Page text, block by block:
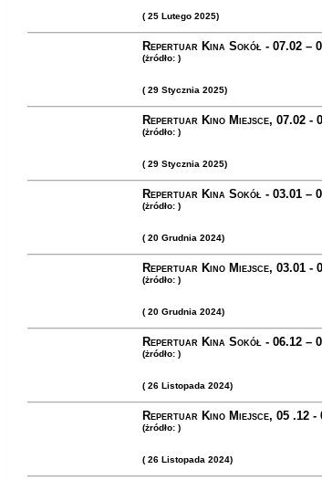
( 25 Lutego 2025)
Repertuar Kina Sokół - 07.02 –
(żródło: )
( 29 Stycznia 2025)
Repertuar Kino Miejsce, 07.02 -
(żródło: )
( 29 Stycznia 2025)
Repertuar Kina Sokół - 03.01 –
(żródło: )
( 20 Grudnia 2024)
Repertuar Kino Miejsce, 03.01 -
(żródło: )
( 20 Grudnia 2024)
Repertuar Kina Sokół - 06.12 –
(żródło: )
( 26 Listopada 2024)
Repertuar Kino Miejsce, 05 .12 -
(żródło: )
( 26 Listopada 2024)